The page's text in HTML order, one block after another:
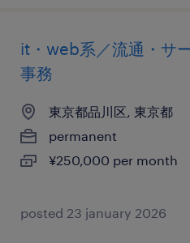
it・web系／流通・サ
事務
東京都品川区, 東京都
permanent
¥250,000 per month
posted 23 january 2026